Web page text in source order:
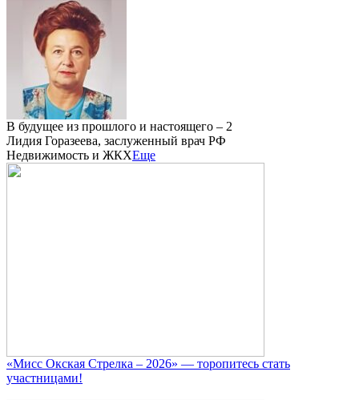
В будущее из прошлого и настоящего – 2
Лидия Горазеева, заслуженный врач РФ
Недвижимость и ЖКХЕще
«Мисс Окская Стрелка – 2026» — торопитесь стать
участницами!